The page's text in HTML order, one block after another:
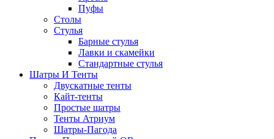
Пуфы
Столы
Стулья
Барные стулья
Лавки и скамейки
Стандартные стулья
Шатры И Тенты
Двускатные тенты
Кайт-тенты
Простые шатры
Тенты Атриум
Шатры-Пагода